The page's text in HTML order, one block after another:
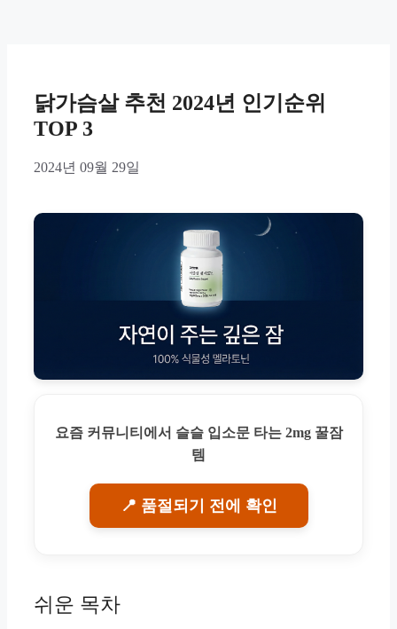
닭가슴살 추천 2024년 인기순위
TOP 3
2024년 09월 29일
요즘 커뮤니티에서 슬슬 입소문 타는 2mg 꿀잠
템
📍 품절되기 전에 확인
쉬운 목차